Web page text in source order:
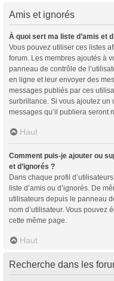
Amis et ignorés
À quoi sert ma liste d’amis et
Vous pouvez utiliser ces listes
forum. Les membres ajoutés à
panneau de contrôle de
en ligne et leur envoyer des
messages publiés par ces
surbrillance. Si vous ajoutez un
messages qu’il publiera seront
Haut
Comment puis-je ajouter ou
et d’ignorés ?
Dans chaque profil
liste d’amis ou d’ignorés. De
utilisateurs depuis le panneau
nom d’utilisateur. Vous pouvez
cette même page.
Haut
Recherche dans les